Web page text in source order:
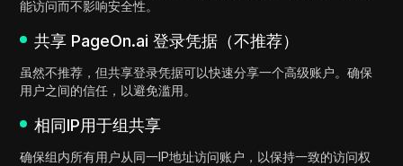
能访问而不影响安全性。
共享 PageOn.ai 登录凭据（不推荐）
虽然不推荐，但共享登录凭据可以快速分享一个高级账户。确保
用户之间的信任，以避免滥用。
相同IP用于组共享
确保组内所有用户从同一IP地址访问账户，以保持一致的访问权